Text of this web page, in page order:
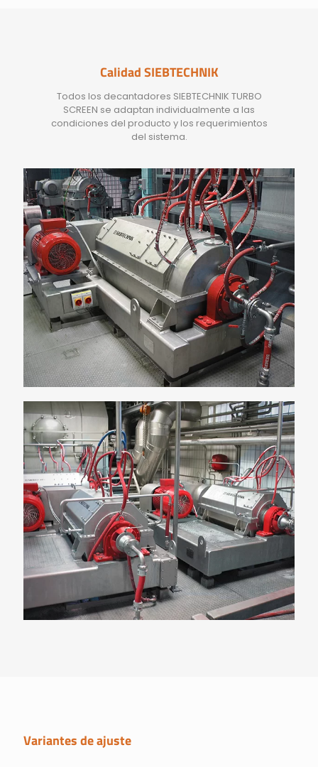
Calidad SIEBTECHNIK
Todos los decantadores SIEBTECHNIK TURBO
SCREEN se adaptan individualmente a las
condiciones del producto y los requerimientos
del sistema.
Variantes de ajuste